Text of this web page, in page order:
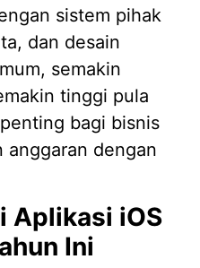
sistem pihak
dan desain
semakin
tinggi pula
bagi bisnis
anggaran dengan
Aplikasi iOS
Ini